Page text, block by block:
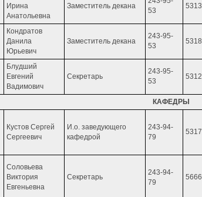
Ирина
Анатольевна
Заместитель декана
53
5313
Кондратов
Данила
Юрьевич
Заместитель декана
243-95-
53
5318
Блудший
Евгений
Вадимович
Секретарь
243-95-
53
5312
КАФЕДРЫ
Кустов Сергей
Сергеевич
И.о. заведующего
кафедрой
243-94-
79
5317
Соловьева
Виктория
Евгеньевна
Секретарь
243-94-
79
5666